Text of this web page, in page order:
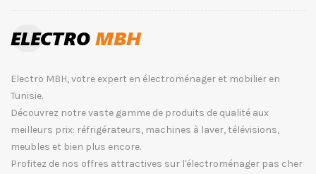
Electro MBH, votre expert en électroménager et mobilier en
Tunisie.
Découvrez notre vaste gamme de produits de qualité aux
meilleurs prix: réfrigérateurs, machines à laver, télévisions,
meubles et bien plus encore.
Profitez de nos offres attractives sur l'électroménager pas cher